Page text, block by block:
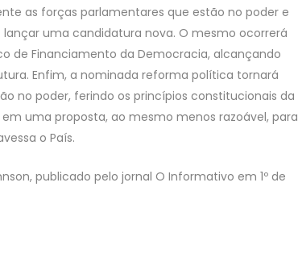
as forças parlamentares que estão no poder e
uma candidatura nova. O mesmo ocorrerá
de Financiamento da Democracia, alcançando
Enfim, a nominada reforma política tornará
no poder, ferindo os princípios constitucionais da
uma proposta, ao mesmo menos razoável, para
o País.
publicado pelo jornal O Informativo em 1º de